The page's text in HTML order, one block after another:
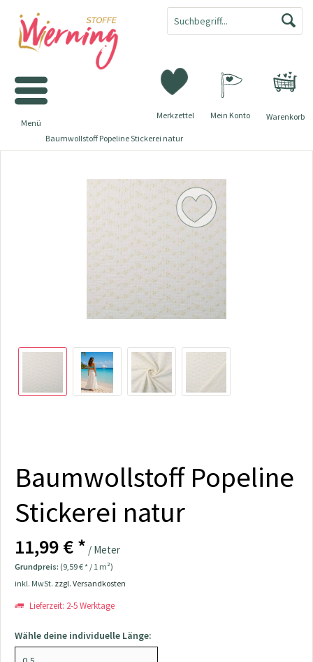
Warenkorb
Merkzettel Mein Konto
Menü
Baumwollstoff Popeline Stickerei natur
Baumwollstoff Popeline
Stickerei natur
11,99 € * / Meter
Grundpreis: (9,59 € * / 1 m²)
inkl. MwSt. zzgl. Versandkosten
Lieferzeit: 2-5 Werktage
Wähle deine individuelle Länge: